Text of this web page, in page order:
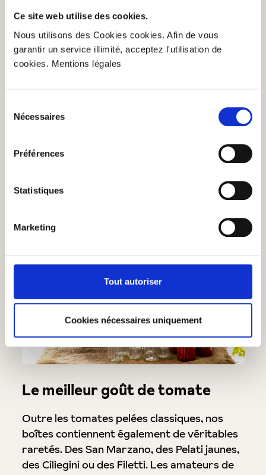
Ce site web utilise des cookies.
Nous utilisons des Cookies cookies. Afin de vous
garantir un service illimité, acceptez l'utilisation de
cookies. Mentions légales
Nécessaires
Préférences
Statistiques
Marketing
Tout autoriser
Cookies nécessaires uniquement
Traité directement après la
récolte
Il s'agit souvent de petites exploitations
familiales qui récoltent encore à la main. Ces
précieuses Pomodori sont immédiatement
l'arôme incomparable et le meilleur goût des
Le meilleur goût de tomate
Outre les tomates pelées classiques, nos
boîtes contiennent également de véritables
raretés. Des San Marzano, des Pelati jaunes,
des Ciliegini ou des Filetti. Les amateurs de